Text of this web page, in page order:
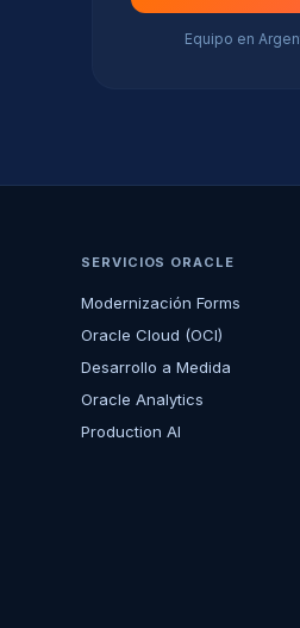
Equipo en
SERVICIOS ORACLE
Modernización Forms
Oracle Cloud (OCI)
Desarrollo a Medida
Oracle Analytics
Production AI